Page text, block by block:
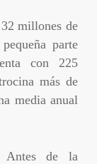
millones de
parte
con 225
más de
media anual
Antes de la